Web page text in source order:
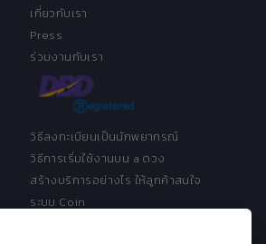
เกี่ยวกับเรา
Press
ร่วมงานกับเรา
วิธีลงทะเบียนเป็นนักพยากรณ์
วิธีการเริ่มใช้งานบน a ดวง
สร้างบริการอย่างไร ให้ลูกค้าสนใจ
ระบบ Coin